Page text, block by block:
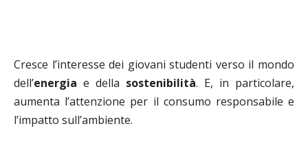
Cresce l’interesse dei giovani studenti verso il mondo
dell’energia e della sostenibilità. E, in particolare,
aumenta l’attenzione per il consumo responsabile e
l’impatto sull’ambiente.